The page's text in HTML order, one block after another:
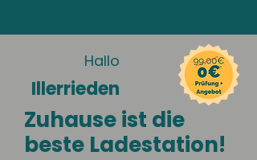
Hallo
Illerrieden
Zuhause ist die
beste Ladestation!